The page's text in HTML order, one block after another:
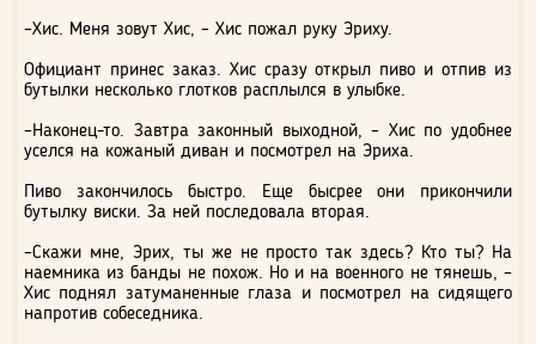
–Хис. Меня зовут Хис, – Хис пожал руку Эриху.
Официант принес заказ. Хис сразу открыл пиво и отпив из
бутылки несколько глотков расплылся в улыбке.
–Наконец-то. Завтра законный выходной, – Хис по удобнее
уселся на кожаный диван и посмотрел на Эриха.
Пиво закончилось быстро. Еще бысрее они прикончили
бутылку виски. За ней последовала вторая.
–Скажи мне, Эрих, ты же не просто так здесь? Кто ты? На
наемника из банды не похож. Но и на военного не тянешь, –
Хис поднял затуманенные глаза и посмотрел на сидящего
напротив собеседника.